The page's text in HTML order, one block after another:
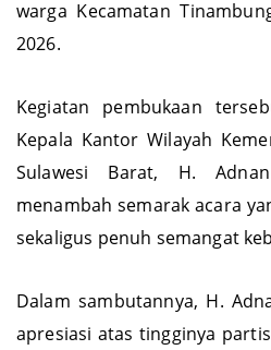
warga Kecamatan
2026.
Kegiatan pembukaan
Kepala Kantor Wilayah
Sulawesi Barat, H.
menambah semarak acara
sekaligus penuh semangat
Dalam sambutannya, H.